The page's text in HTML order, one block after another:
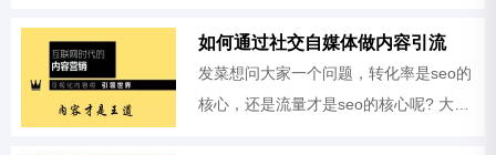
何有效的进行话题策划？
如何通过社交自媒体做内容引流
发菜想问大家一个问题，转化率是seo的
核心，还是流量才是seo的核心呢? 大家